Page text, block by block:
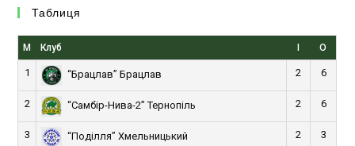
Таблиця
М Клуб І О
1 “Брацлав” Брацлав 2 6
2 “Самбір-Нива-2” Тернопіль 2 6
3 “Поділля” Хмельницький 2 3